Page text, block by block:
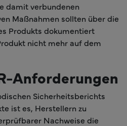
damit verbundenen
Maßnahmen sollten über die
Produkts dokumentiert
nicht mehr auf dem
Anforderungen
Sicherheitsberichts
ist es, Herstellern zu
Nachweise die